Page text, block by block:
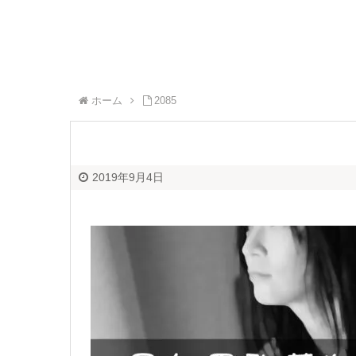
ホーム 2085
2019年9月4日